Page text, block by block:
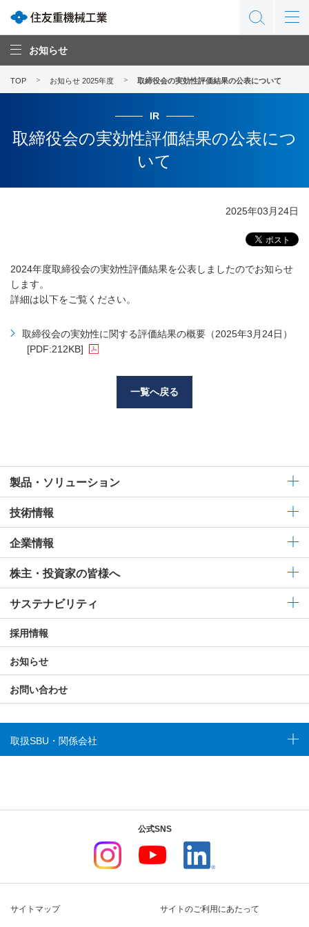
お知らせ
TOP お知らせ 2025年度 取締役会の実効性評価結果の公表について
IR
取締役会の実効性評価結果の公表につ
いて
2025年03月24日
2024年度取締役会の実効性評価結果を公表しましたのでお知らせ
します。
詳細は以下をご覧ください。
取締役会の実効性に関する評価結果の概要（2025年3月24日）
[PDF:212KB]
一覧へ戻る
製品・ソリューション
技術情報
企業情報
株主・投資家の皆様へ
サステナビリティ
採用情報
お知らせ
お問い合わせ
取扱SBU・関係会社
公式SNS
サイトマップ サイトのご利用にあたって